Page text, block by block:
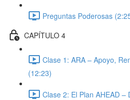
Preguntas Poderosas
CAPÍTULO 4
Clase 1: ARA – Apoyo,
(12:23)
Clase 2: El Plan AHEAD